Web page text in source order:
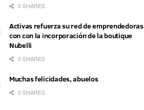
0 SHARES
Activas refuerza su red de emprendedoras
con con la incorporación de la boutique
Nubelli
0 SHARES
Muchas felicidades, abuelos
0 SHARES